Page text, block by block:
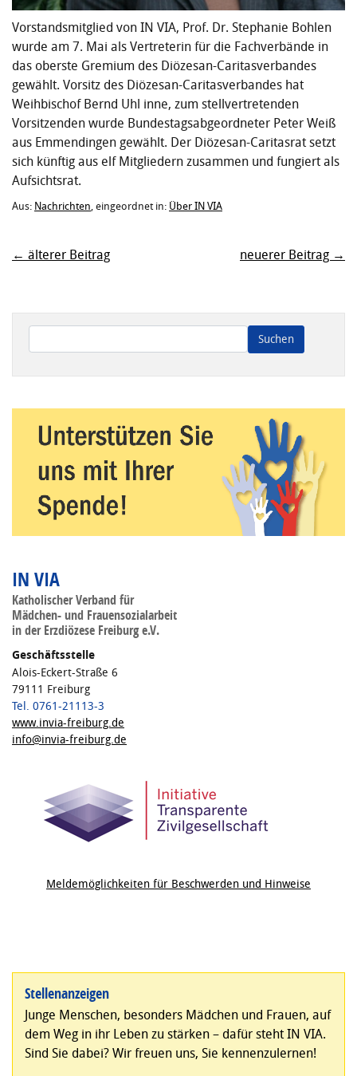
Vorstandsmitglied von IN VIA, Prof. Dr. Stephanie Bohlen
wurde am 7. Mai als Vertreterin für die Fachverbände in
das oberste Gremium des Diözesan-Caritasverbandes
gewählt. Vorsitz des Diözesan-Caritasverbandes hat
Weihbischof Bernd Uhl inne, zum stellvertretenden
Vorsitzenden wurde Bundestagsabgeordneter Peter Weiß
aus Emmendingen gewählt. Der Diözesan-Caritasrat setzt
sich künftig aus elf Mitgliedern zusammen und fungiert als
Aufsichtsrat.
Aus: Nachrichten, eingeordnet in: Über IN VIA
neuerer Beitrag →
← älterer Beitrag
Wenn die Ergebnisse der automatischen Vervollständigung
IN VIA
Katholischer Verband für
Mädchen- und Frauensozialarbeit
in der Erzdiözese Freiburg e.V.
Geschäftsstelle
Alois-Eckert-Straße 6
79111 Freiburg
Tel. 0761-21113-3
www.invia-freiburg.de
info@invia-freiburg.de
Meldemöglichkeiten für Beschwerden und Hinweise
Stellenanzeigen
Junge Menschen, besonders Mädchen und Frauen, auf
dem Weg in ihr Leben zu stärken – dafür steht IN VIA.
Sind Sie dabei? Wir freuen uns, Sie kennenzulernen!